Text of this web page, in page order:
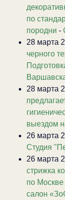
по
породни -
28 марта
черного
28 марта
выездом
26 марта
Студия
26 марта
стрижка
по
салон